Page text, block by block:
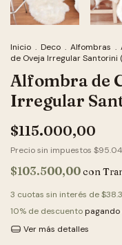
Inicio . Deco . Alfombras .
de Oveja Irregular
Alfombra de
Irregular
$115.000,00
Precio sin impuestos
$103.500,00con
3 cuotas sin interés de
10% de descuento
Ver más detalles